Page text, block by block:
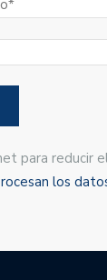
para reducir
los